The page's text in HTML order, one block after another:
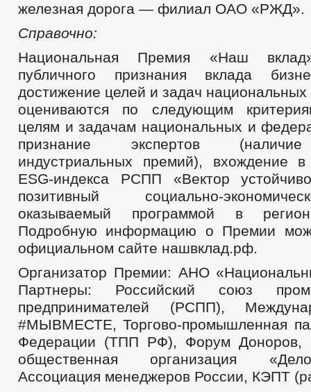
железная дорога — филиал ОАО «РЖД».
Справочно:
Национальная Премия «Наш
публичного признания вклада
достижение целей и задач национальных
оцениваются по следующим
целям и задачам национальных и
признание экспертов
индустриальных премий), вхождение в
ESG-индекса РСПП «Вектор
позитивный социально-
оказываемый программой в
Подробную информацию о Премии
официальном сайте нашвклад.рф.
Организатор Премии: АНО
Партнеры: Российский союз
предпринимателей (РСПП),
#МЫВМЕСТЕ, Торгово-промышленная
Федерации (ТПП РФ), Форум Доноров,
общественная организация
Ассоциация менеджеров России, КЭПТ